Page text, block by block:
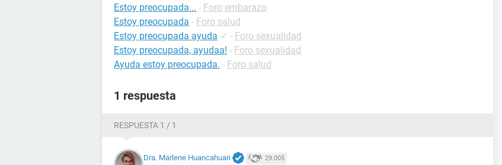
Estoy preocupada... - Foro embarazo
Estoy preocupada - Foro salud
Estoy preocupada ayuda ✓ - Foro sexualidad
Estoy preocupada, ayudaa! - Foro sexualidad
Ayuda estoy preocupada. - Foro salud
1 respuesta
RESPUESTA 1 / 1
Dra. Marlene Huancahuari 29.005